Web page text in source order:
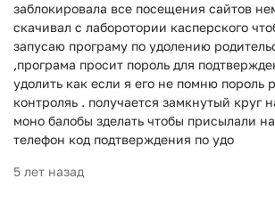
заблокировала все посещения сайтов
скачивал с лаборотории касперского
запусаю програму по удолению
,програма просит пороль для
удолить как если я его не помню пороль
контроляь . получается замкнутый круг
моно балобы зделать чтобы присылали
телефон код подтверждения по удо
5 лет назад